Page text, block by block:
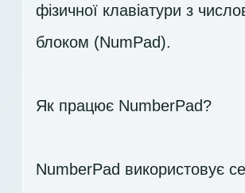
фізичної клавіатури з
блоком (NumPad).
Як працює NumberPad?
NumberPad використовує